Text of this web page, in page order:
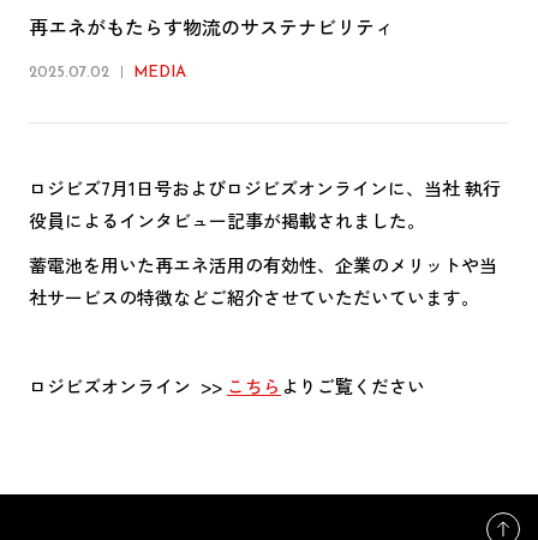
再エネがもたらす物流のサステナビリティ
2025.07.02 MEDIA
ロジビズ7月1日号およびロジビズオンラインに、当社 執行
役員によるインタビュー記事が掲載されました。
蓄電池を用いた再エネ活用の有効性、企業のメリットや当
社サービスの特徴などご紹介させていただいています。
ロジビズオンライン >> こちら よりご覧ください